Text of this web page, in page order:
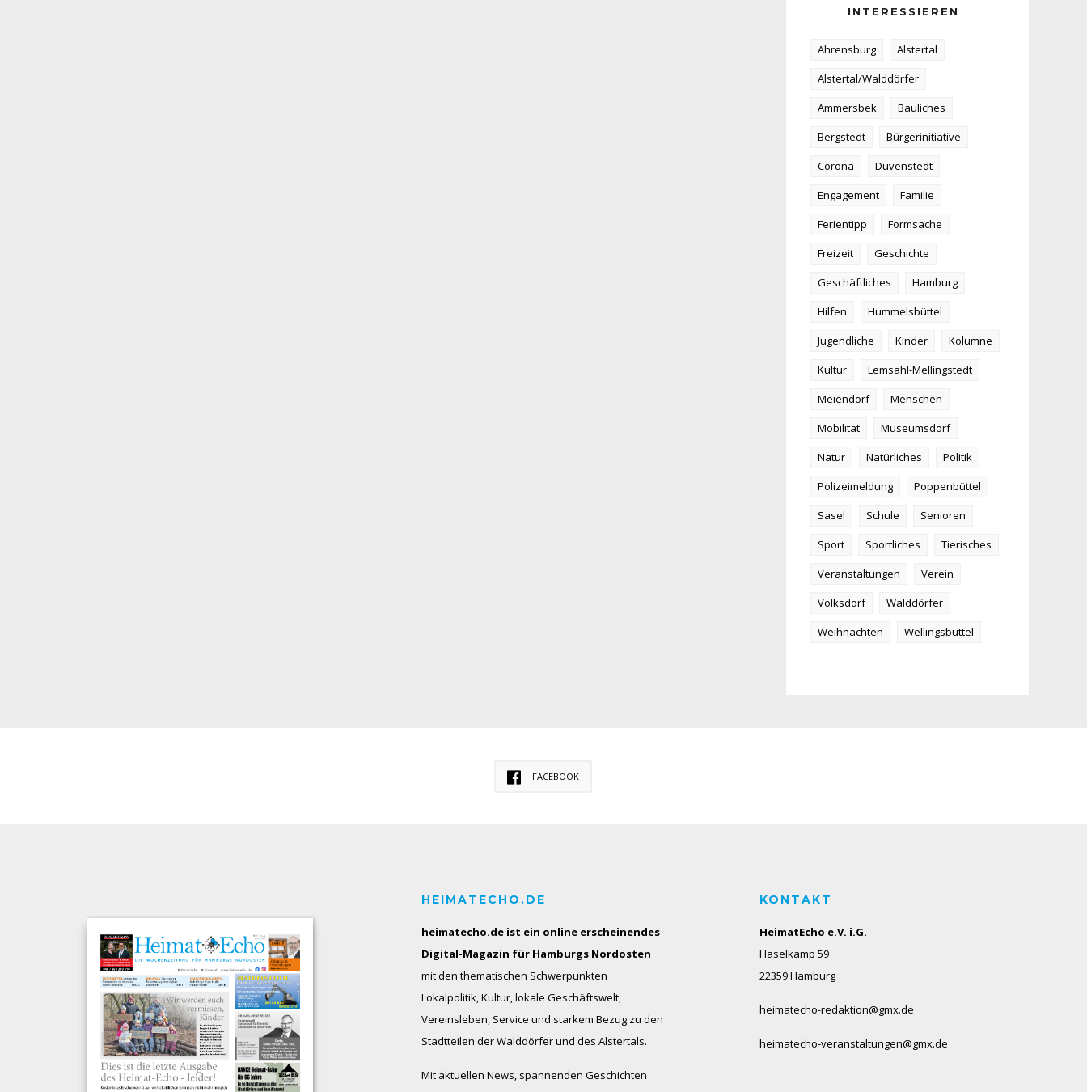
INTERESSIEREN
Ahrensburg
Alstertal
Alstertal/Walddörfer
Ammersbek
Bauliches
Bergstedt
Bürgerinitiative
Corona
Duvenstedt
Engagement
Familie
Ferientipp
Formsache
Freizeit
Geschichte
Geschäftliches
Hamburg
Hilfen
Hummelsbüttel
Jugendliche
Kinder
Kolumne
Kultur
Lemsahl-Mellingstedt
Meiendorf
Menschen
Mobilität
Museumsdorf
Natur
Natürliches
Politik
Polizeimeldung
Poppenbüttel
Sasel
Schule
Senioren
Sport
Sportliches
Tierisches
Veranstaltungen
Verein
Volksdorf
Walddörfer
Weihnachten
Wellingsbüttel
FACEBOOK
HEIMATECHO.DE
heimatecho.de ist ein online erscheinendes
Digital-Magazin für Hamburgs Nordosten
mit den thematischen Schwerpunkten
Lokalpolitik, Kultur, lokale Geschäftswelt,
Vereinsleben, Service und starkem Bezug zu den
Stadtteilen der Walddörfer und des Alstertals.
Mit aktuellen News, spannenden Geschichten
KONTAKT
HeimatEcho e.V. i.G.
Haselkamp 59
22359 Hamburg
heimatecho-redaktion@gmx.de
heimatecho-veranstaltungen@gmx.de